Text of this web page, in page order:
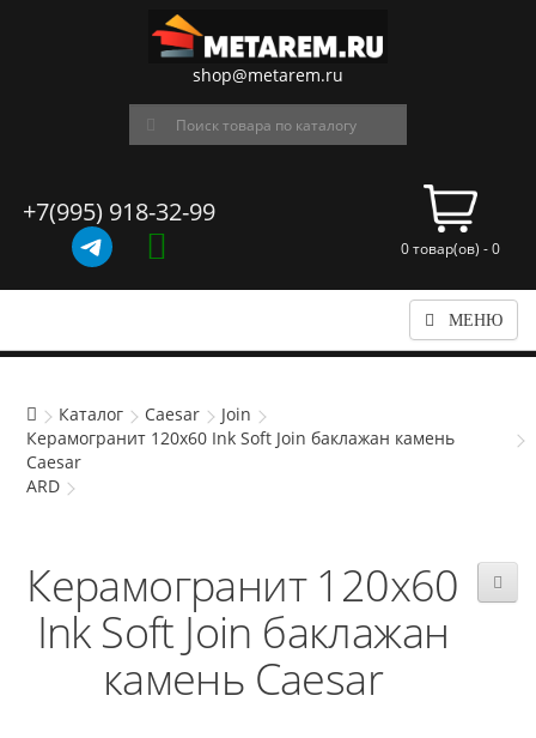
shop@metarem.ru
+7(995) 918-32-99
0 товар(ов) - 0
МЕНЮ
Каталог Caesar
Join
Керамогранит 120x60 Ink Soft Join баклажан камень
Caesar
ARD
Керамогранит 120x60
Ink Soft Join баклажан
камень Caesar